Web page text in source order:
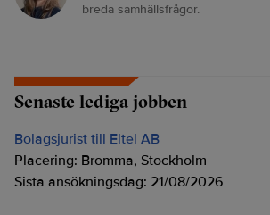
breda samhällsfrågor.
Senaste lediga jobben
Bolagsjurist till Eltel AB
Placering: Bromma, Stockholm
Sista ansökningsdag: 21/08/2026